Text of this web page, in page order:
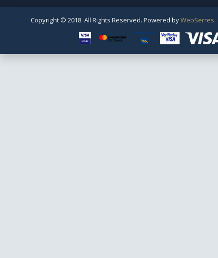
Copyright © 2018. All Rights Reserved. Powered byWebSerres